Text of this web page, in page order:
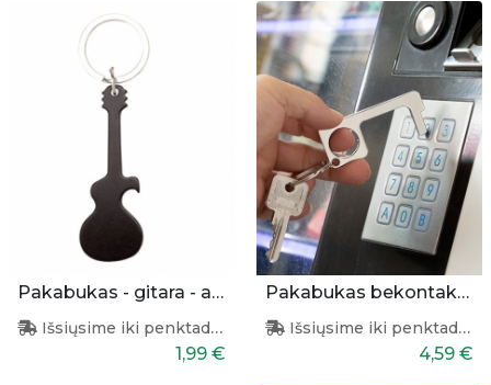
Pakabukas - gitara - atidarytuvas
Išsiųsime iki penktadienio
1,99 €
Pakabukas bekontakčiam prisilietimui
Išsiųsime iki penktadienio
4,59 €